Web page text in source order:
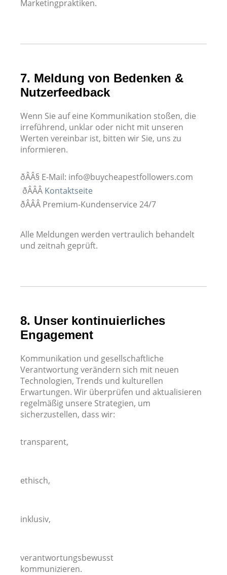
Marketingpraktiken.
7. Meldung von Bedenken &
Nutzerfeedback
Wenn Sie auf eine Kommunikation stoßen, die
irreführend, unklar oder nicht mit unseren
Werten vereinbar ist, bitten wir Sie, uns zu
informieren.
ðÂÂ§ E-Mail: info@buycheapestfollowers.com
ðÂÂÂ Kontaktseite
ðÂÂÂ Premium-Kundenservice 24/7
Alle Meldungen werden vertraulich behandelt
und zeitnah geprüft.
8. Unser kontinuierliches
Engagement
Kommunikation und gesellschaftliche
Verantwortung verändern sich mit neuen
Technologien, Trends und kulturellen
Erwartungen. Wir überprüfen und aktualisieren
regelmäßig unsere Strategien, um
sicherzustellen, dass wir:
transparent,
ethisch,
inklusiv,
verantwortungsbewusst
kommunizieren.